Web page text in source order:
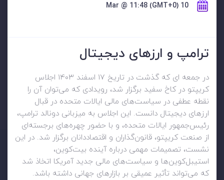
10 Mar @ 11:48 (GMT+0)
ترامپ و ارزهای دیجیتال
در جمعه ای که گذشت در تاریخ ۱۷ اسفند ۱۴۰۳ اجلاس
کریپتو در کاخ سفید برگزار شد، رویدادی که می‌توان آن را
نقطه عطفی در سیاست‌های مالی ایالات متحده در قبال
ارزهای دیجیتال دانست. این اجلاس به میزبانی دونالد ترامپ،
رئیس‌جمهور ایالات متحده، و با حضور چهره‌های برجسته‌ای
از صنعت کریپتو، قانون‌گذاران و اقتصاددانان برگزار شد. در این
نشست، تصمیمات مهمی درباره آینده بیت‌کوین،
استیبل‌کوین‌ها و سیاست‌های مالی جدید آمریکا اتخاذ شد
که می‌تواند تأثیر عمیقی بر بازارهای جهانی داشته باشد.